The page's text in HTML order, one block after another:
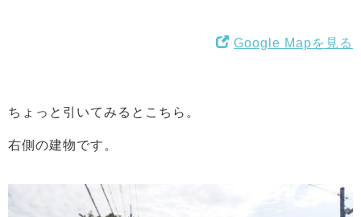
Google Mapを見る
ちょっと引いてみるとこちら。
右側の建物です。